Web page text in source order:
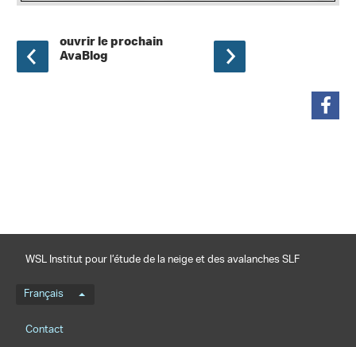
ouvrir le prochain
AvaBlog
WSL Institut pour l’étude de la neige et des avalanches SLF
Menu de langue
Français
Footernavigation
Contact